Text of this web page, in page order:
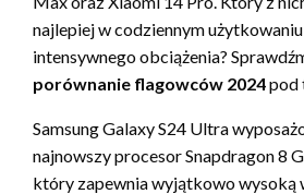
najlepiej w codziennym
intensywnego obciążenia?
porównanie flagowców 2024pod
Samsung Galaxy S24 Ultra
najnowszy procesor Snapdragon 8
który zapewnia wyjątkowo wysoką